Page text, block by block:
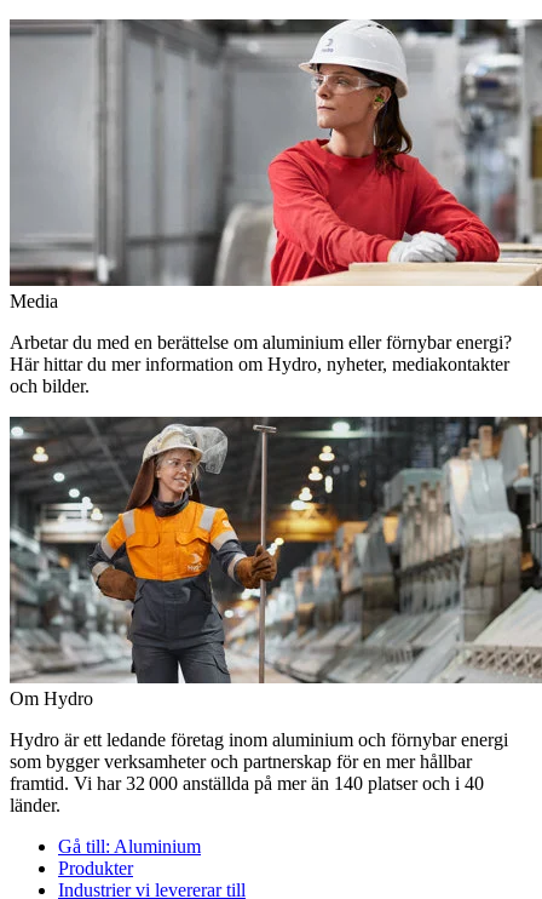
Media
Arbetar du med en berättelse om aluminium eller förnybar energi?
Här hittar du mer information om Hydro, nyheter, mediakontakter
och bilder.
Om Hydro
Hydro är ett ledande företag inom aluminium och förnybar energi
som bygger verksamheter och partnerskap för en mer hållbar
framtid. Vi har 32 000 anställda på mer än 140 platser och i 40
länder.
Gå till: Aluminium
Produkter
Industrier vi levererar till